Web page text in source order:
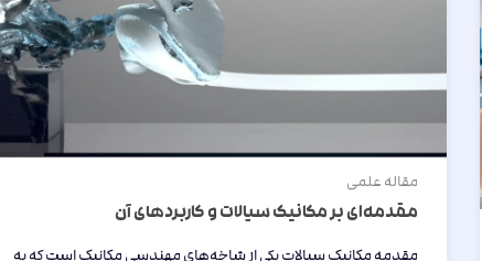
مقاله علمی
مقدمه‌ای بر مکانیک سیالات و کاربردهای آن
مقدمه مکانیک سیالات یکی از شاخه‌های مهندسی مکانیک است که به